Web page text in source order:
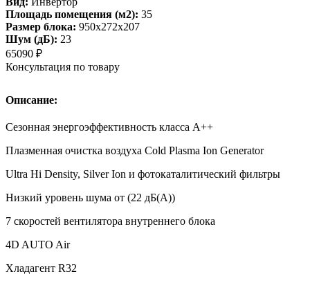
Площадь помещения (м2): 35
Размер блока: 950х272х207
Шум (дБ): 23
65090 ₽
Консультация по товару
Описание:
Сезонная энергоэффективность класса А++
Плазменная очистка воздуха Cold Plasma Ion Generator
Ultra Hi Density, Silver Ion и фотокаталитический фильтры
Низкий уровень шума от (22 дБ(А))
7 скоростей вентилятора внутреннего блока
4D AUTO Air
Хладагент R32